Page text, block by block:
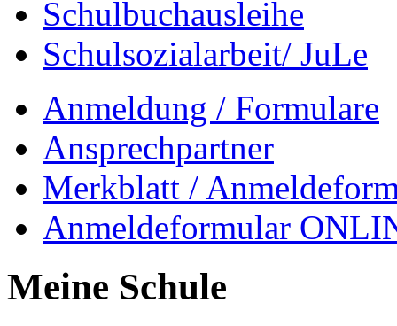
Schulbuchausleihe
Schulsozialarbeit/ JuLe
Anmeldung / Formulare
Ansprechpartner
Merkblatt /
Anmeldeformular
Meine Schule